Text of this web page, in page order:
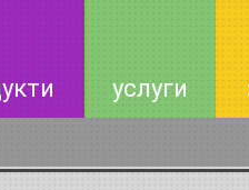
услуги